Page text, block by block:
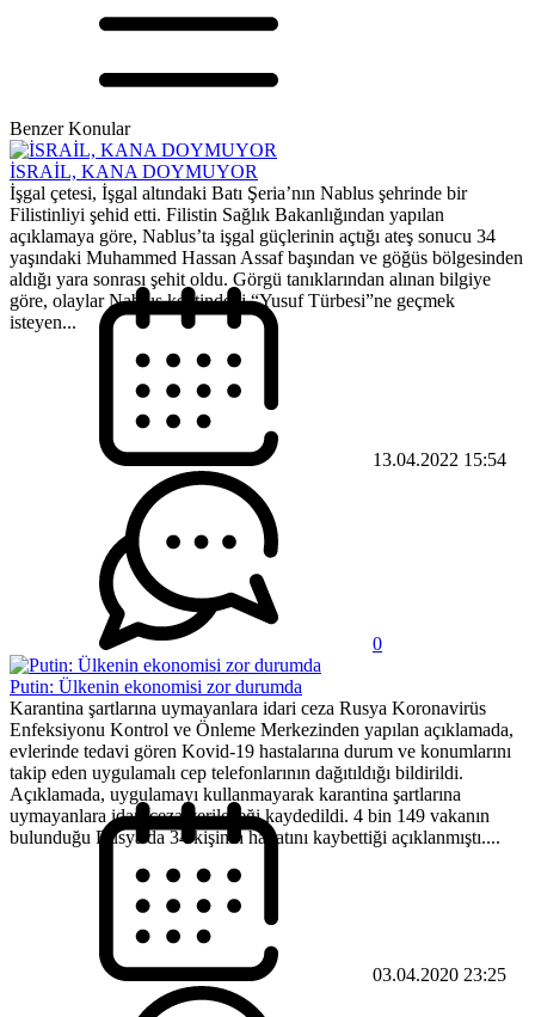
Benzer Konular
İSRAİL, KANA DOYMUYOR
İşgal çetesi, İşgal altındaki Batı Şeria’nın Nablus şehrinde bir
Filistinliyi şehid etti. Filistin Sağlık Bakanlığından yapılan
açıklamaya göre, Nablus’ta işgal güçlerinin açtığı ateş sonucu 34
yaşındaki Muhammed Hassan Assaf başından ve göğüs bölgesinden
aldığı yara sonrası şehit oldu. Görgü tanıklarından alınan bilgiye
göre, olaylar Nablus kentindeki “Yusuf Türbesi”ne geçmek
isteyen...
13.04.2022 15:54
0
Putin: Ülkenin ekonomisi zor durumda
Karantina şartlarına uymayanlara idari ceza Rusya Koronavirüs
Enfeksiyonu Kontrol ve Önleme Merkezinden yapılan açıklamada,
evlerinde tedavi gören Kovid-19 hastalarına durum ve konumlarını
takip eden uygulamalı cep telefonlarının dağıtıldığı bildirildi.
Açıklamada, uygulamayı kullanmayarak karantina şartlarına
uymayanlara idari ceza verileceği kaydedildi. 4 bin 149 vakanın
bulunduğu Rusya'da 34 kişinin hayatını kaybettiği açıklanmıştı....
03.04.2020 23:25